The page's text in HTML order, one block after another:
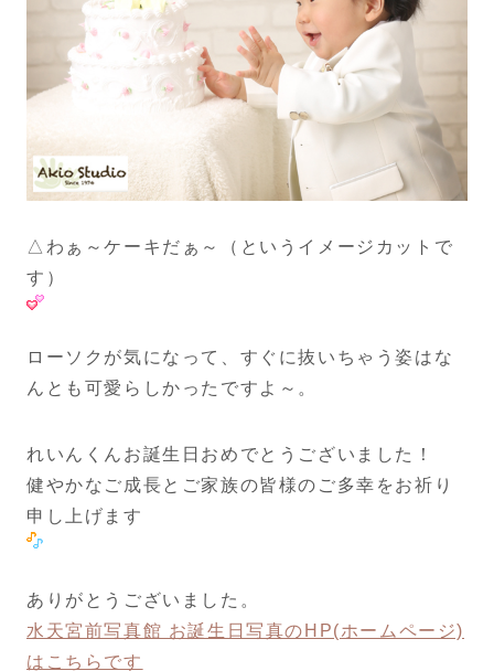
△わぁ～ケーキだぁ～（というイメージカットで
す）
ローソクが気になって、すぐに抜いちゃう姿はな
んとも可愛らしかったですよ～。
れいんくんお誕生日おめでとうございました！
健やかなご成長とご家族の皆様のご多幸をお祈り
申し上げます
ありがとうございました。
水天宮前写真館 お誕生日写真のHP(ホームページ)
はこちらです